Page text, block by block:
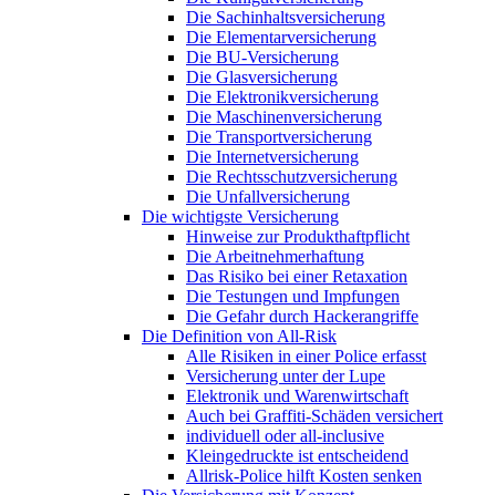
Die Sachinhaltsversicherung
Die Elementarversicherung
Die BU-Versicherung
Die Glasversicherung
Die Elektronikversicherung
Die Maschinenversicherung
Die Transportversicherung
Die Internetversicherung
Die Rechtsschutzversicherung
Die Unfallversicherung
Die wichtigste Versicherung
Hinweise zur Produkthaftpflicht
Die Arbeitnehmerhaftung
Das Risiko bei einer Retaxation
Die Testungen und Impfungen
Die Gefahr durch Hackerangriffe
Die Definition von All-Risk
Alle Risiken in einer Police erfasst
Versicherung unter der Lupe
Elektronik und Warenwirtschaft
Auch bei Graffiti-Schäden versichert
individuell oder all-inclusive
Kleingedruckte ist entscheidend
Allrisk-Police hilft Kosten senken